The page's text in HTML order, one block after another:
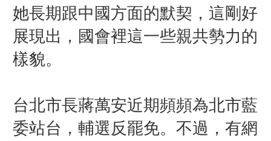
她長期跟中國方面的默契，這剛好
展現出，國會裡這一些親共勢力的
樣貌。
台北市長蔣萬安近期頻頻為北市藍
委站台，輔選反罷免。不過，有網